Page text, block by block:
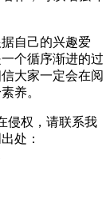
自己的兴趣爱
个循序渐进的过
大家一定会在阅
养。
侵权，请联系我
处：